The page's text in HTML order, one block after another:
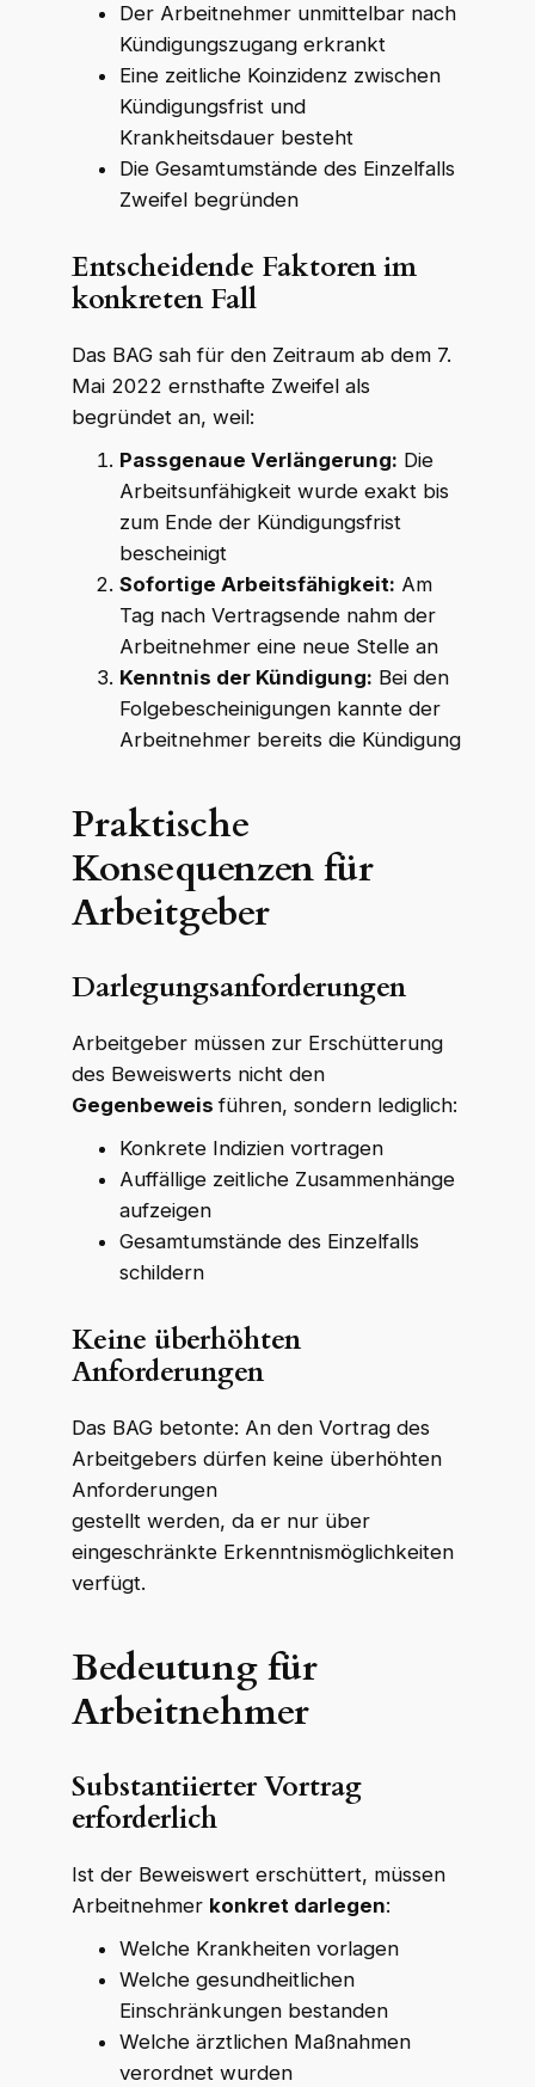
WKR Rechtsanwälte
Der Arbeitnehmer unmittelbar nach
Kündigungszugang erkrankt
Eine zeitliche Koinzidenz zwischen
Kündigungsfrist und
Krankheitsdauer besteht
Die Gesamtumstände des Einzelfalls
Zweifel begründen
Entscheidende Faktoren im
konkreten Fall
Das BAG sah für den Zeitraum ab dem 7.
Mai 2022 ernsthafte Zweifel als
begründet an, weil:
Passgenaue Verlängerung: Die
Arbeitsunfähigkeit wurde exakt bis
zum Ende der Kündigungsfrist
bescheinigt
Sofortige Arbeitsfähigkeit: Am
Tag nach Vertragsende nahm der
Arbeitnehmer eine neue Stelle an
Kenntnis der Kündigung: Bei den
Folgebescheinigungen kannte der
Arbeitnehmer bereits die Kündigung
Praktische
Konsequenzen für
Arbeitgeber
Darlegungsanforderungen
Arbeitgeber müssen zur Erschütterung
des Beweiswerts nicht den
Gegenbeweisführen, sondern lediglich:
Konkrete Indizien vortragen
Auffällige zeitliche Zusammenhänge
aufzeigen
Gesamtumstände des Einzelfalls
schildern
Keine überhöhten
Anforderungen
Das BAG betonte: An den Vortrag des
Arbeitgebers dürfen keine überhöhten
Anforderungen
gestellt werden, da er nur über
eingeschränkte Erkenntnismöglichkeiten
verfügt.
Bedeutung für
Arbeitnehmer
Substantiierter Vortrag
erforderlich
Ist der Beweiswert erschüttert, müssen
Arbeitnehmer konkret darlegen:
Welche Krankheiten vorlagen
Welche gesundheitlichen
Einschränkungen bestanden
Welche ärztlichen Maßnahmen
verordnet wurden